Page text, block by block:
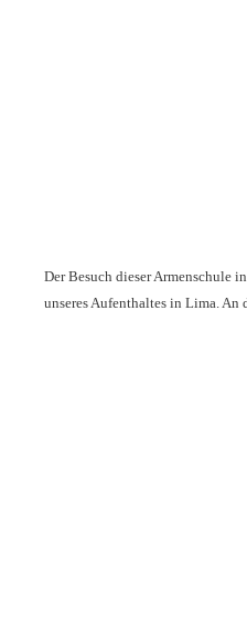
Der Besuch dieser Armenschule
unseres Aufenthaltes in Lima. An